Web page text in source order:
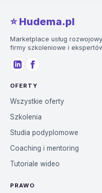
⭐️ Hudema.pl
Marketplace usług
firmy szkoleniowe i
OFERTY
Wszystkie oferty
Szkolenia
Studia podyplomowe
Coaching i mentoring
Tutoriale wideo
PRAWO